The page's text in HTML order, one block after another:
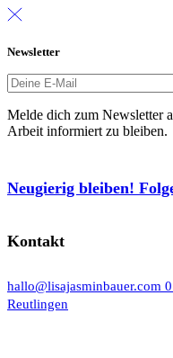
Newsletter
Melde dich zum Newsletter
Arbeit informiert zu bleiben.
Neugierig bleiben!
Kontakt
hallo@lisajasminbauer.com
Reutlingen